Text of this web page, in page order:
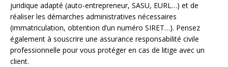
juridique adapté (auto-entrepreneur, SASU, EURL…) et de
réaliser les démarches administratives nécessaires
(immatriculation, obtention d’un numéro SIRET…). Pensez
également à souscrire une assurance responsabilité civile
professionnelle pour vous protéger en cas de litige avec un
client.